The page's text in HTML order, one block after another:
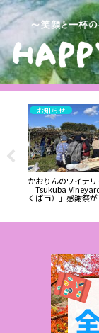
お知らせ
かおりんのワイナ
「Tsukuba
くば市）」感謝祭